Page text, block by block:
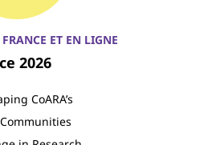
ET EN LIGNE
2026
CoARA’s